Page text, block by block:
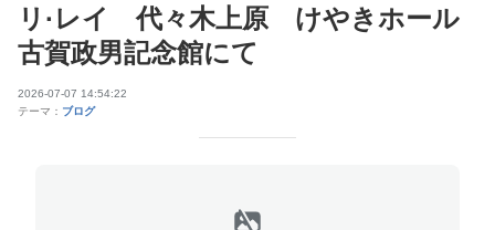
リ·レイ 代々木上原 けやきホール
古賀政男記念館にて
2026-07-07 14:54:22
テーマ： ブログ